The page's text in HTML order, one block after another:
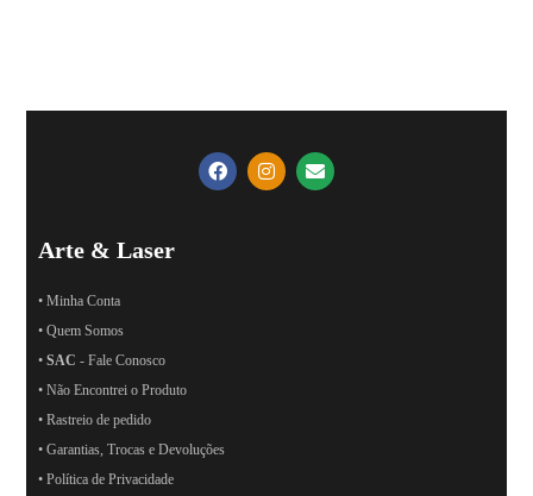
Arte & Laser
• Minha Conta
• Quem Somos
•SAC - Fale Conosco
• Não Encontrei o Produto
• Rastreio de pedido
• Garantias, Trocas e Devoluções
• Política de Privacidade